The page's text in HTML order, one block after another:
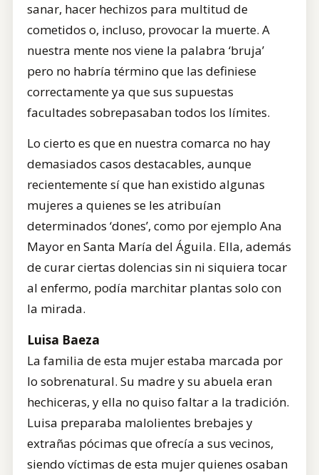
sanar, hacer hechizos para multitud de
cometidos o, incluso, provocar la muerte. A
nuestra mente nos viene la palabra ‘bruja’
pero no habría término que las definiese
correctamente ya que sus supuestas
facultades sobrepasaban todos los límites.
Lo cierto es que en nuestra comarca no hay
demasiados casos destacables, aunque
recientemente sí que han existido algunas
mujeres a quienes se les atribuían
determinados ‘dones’, como por ejemplo Ana
Mayor en Santa María del Águila. Ella, además
de curar ciertas dolencias sin ni siquiera tocar
al enfermo, podía marchitar plantas solo con
la mirada.
Luisa Baeza
La familia de esta mujer estaba marcada por
lo sobrenatural. Su madre y su abuela eran
hechiceras, y ella no quiso faltar a la tradición.
Luisa preparaba malolientes brebajes y
extrañas pócimas que ofrecía a sus vecinos,
siendo víctimas de esta mujer quienes osaban